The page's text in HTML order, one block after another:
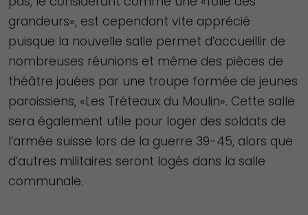
grandeurs», est cependant vite apprécié
puisque la nouvelle salle permet d’accueillir de
nombreuses réunions et même des pièces de
théâtre jouées par une troupe formée de jeunes
paroissiens, «Les Tréteaux du Moulin». Cette salle
sera également utile pour loger des soldats de
l’armée suisse lors de la guerre 39-45, alors que
d’autres militaires seront logés dans la salle
communale.